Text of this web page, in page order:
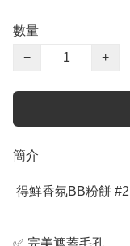
數量
−
+
簡介